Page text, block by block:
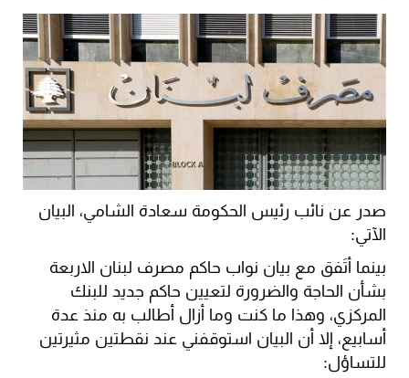
صدر عن نائب رئيس الحكومة سعادة الشامي، البيان
الآتي:
بينما أتَفق مع بيان نواب حاكم مصرف لبنان الاربعة
بشأن الحاجة والضرورة لتعيين حاكم جديد للبنك
المركزي، وهذا ما كنت وما أزال أطالب به منذ عدة
أسابيع، إلا أن البيان استوقفني عند نقطتين مثيرتين
للتساؤل: